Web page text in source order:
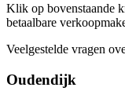
Klik op bovenstaande
betaalbare
Veelgestelde vragen
Oudendijk